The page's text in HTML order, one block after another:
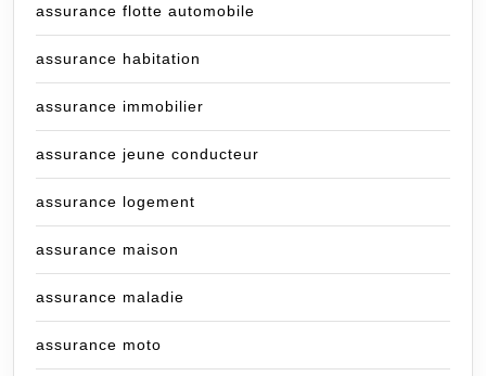
assurance flotte automobile
assurance habitation
assurance immobilier
assurance jeune conducteur
assurance logement
assurance maison
assurance maladie
assurance moto